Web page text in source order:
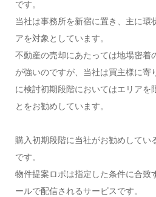
です。
当社は事務所を新宿に置き、主に環
アを対象としています。
不動産の売却にあたっては地場密着
が強いのですが、当社は買主様に寄
に検討初期段階においてはエリアを
とをお勧めしています。
購入初期段階に当社がお勧めしてい
です。
物件提案ロボは指定した条件に合致
ールで配信されるサービスです。